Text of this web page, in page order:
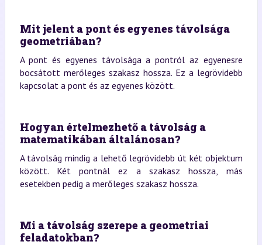
Mit jelent a pont és egyenes távolsága
geometriában?
A pont és egyenes távolsága a pontról az egyenesre
bocsátott merőleges szakasz hossza. Ez a legrövidebb
kapcsolat a pont és az egyenes között.
Hogyan értelmezhető a távolság a
matematikában általánosan?
A távolság mindig a lehető legrövidebb út két objektum
között. Két pontnál ez a szakasz hossza, más
esetekben pedig a merőleges szakasz hossza.
Mi a távolság szerepe a geometriai
feladatokban?